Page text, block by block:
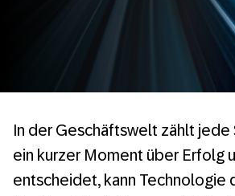
In der Geschäftswelt zählt jede
ein kurzer Moment über Erfolg
entscheidet, kann Technologie